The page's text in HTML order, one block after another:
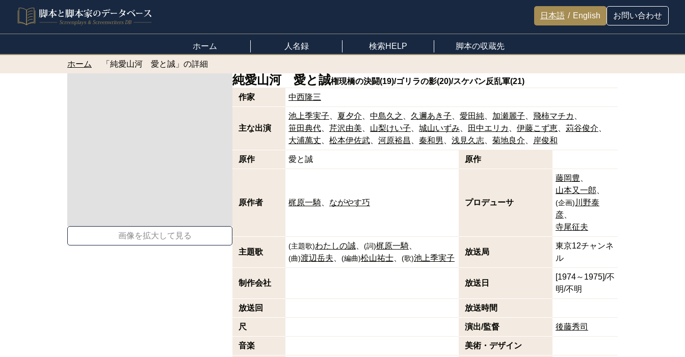
日本語 / English お問い合わせ
ホーム 人名録 検索HELP 脚本の収蔵先
ホーム 「純愛山河 愛と誠」の詳細
画像を拡大して見る
純愛山河 愛と誠権現橋の決闘(19)/ゴリラの影(20)/スケバン反乱軍(21)
作家
中西隆三
主な出演
池上季実子 夏夕介 中島久之 久邇あき子 愛田純 加瀬麗子
飛柿マチカ
笹田典代
芹沢由美 山梨けい子 城山いずみ 田中エリカ 伊藤こず恵
苅谷俊介
大浦萬丈
松本伊佐武 河原裕昌 秦和男 浅見久志 菊地良介 岸俊和
原作 愛と誠 原作
原作者 梶原一騎 ながやす巧 プロデューサ
藤岡豊
山本又一郎
(企画) 川野泰
彦
寺尾征夫
主題歌
(主題歌)わたしの誠 (詞 )梶原一騎
(曲)渡辺岳夫 (編曲)松山祐士 (歌)池上季実子
放送局
東京12チャンネ
ル
制作会社 放送日
[1974～1975]/不
明/不明
放送回 放送時間
尺 演出/監督 後藤秀司
音楽 美術・デザイン